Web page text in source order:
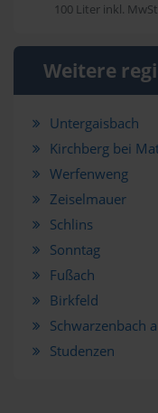
100 Liter inkl.
Weitere
Untergaisbach
Kirchberg bei
Werfenweng
Zeiselmauer
Schlins
Sonntag
Fußach
Birkfeld
Schwarzenbach
Studenzen